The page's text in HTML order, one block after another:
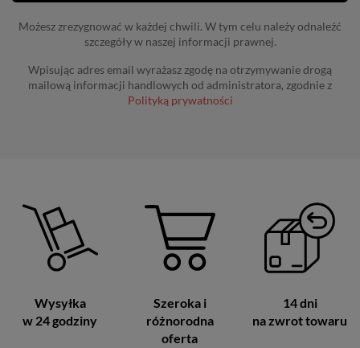
Możesz zrezygnować w każdej chwili. W tym celu należy odnaleźć
szczegóły w naszej informacji prawnej.
Wpisując adres email wyrażasz zgodę na otrzymywanie drogą
mailową informacji handlowych od administratora, zgodnie z
Polityką prywatności
Wysyłka
w 24 godziny
Szeroka i
różnorodna
oferta
14 dni
na zwrot towaru